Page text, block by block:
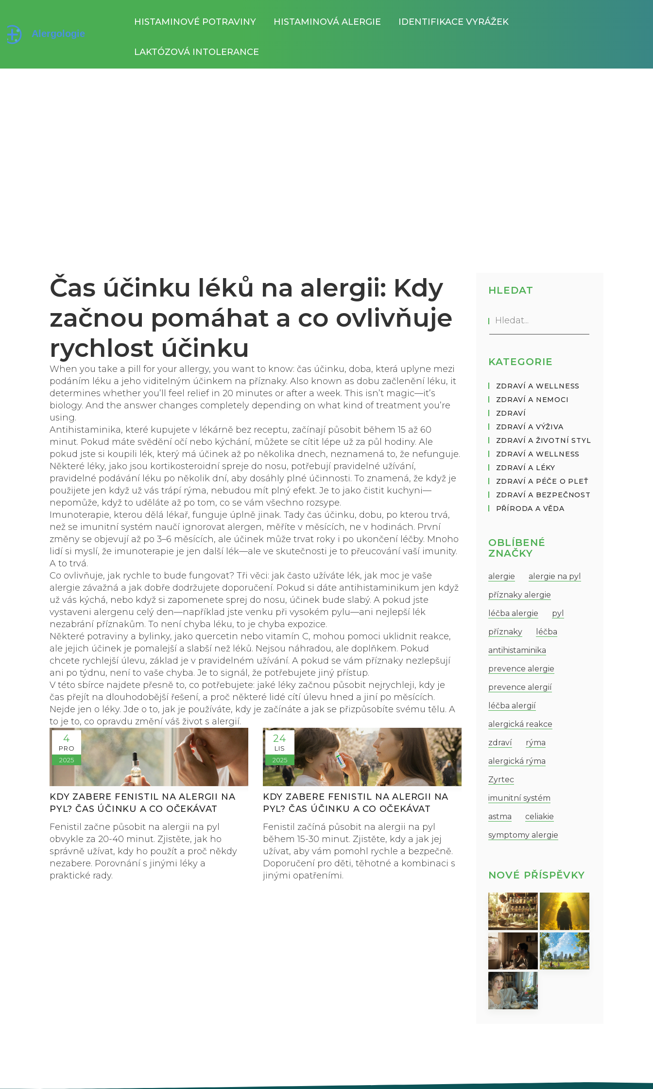
HISTAMINOVÉ POTRAVINY HISTAMINOVÁ ALERGIE IDENTIFIKACE VYRÁŽEK
LAKTÓZOVÁ INTOLERANCE
Čas účinku léků na alergii: Kdy
začnou pomáhat a co ovlivňuje
rychlost účinku
When you take a pill for your allergy, you want to know: čas účinku, doba, která uplyne mezi
podáním léku a jeho viditelným účinkem na příznaky. Also known as dobu začlenění léku, it
determines whether you’ll feel relief in 20 minutes or after a week. This isn’t magic—it’s
biology. And the answer changes completely depending on what kind of treatment you’re
using.
Antihistaminika, které kupujete v lékárně bez receptu, začínají působit během 15 až 60
minut. Pokud máte svědění očí nebo kýchání, můžete se cítit lépe už za půl hodiny. Ale
pokud jste si koupili lék, který má účinek až po několika dnech, neznamená to, že nefunguje.
Některé léky, jako jsou kortikosteroidní spreje do nosu, potřebují pravidelné užívání,
pravidelné podávání léku po několik dní, aby dosáhly plné účinnosti. To znamená, že když je
použijete jen když už vás trápí rýma, nebudou mít plný efekt. Je to jako čistit kuchyni—
nepomůže, když to uděláte až po tom, co se vám všechno rozsype.
Imunoterapie, kterou dělá lékař, funguje úplně jinak. Tady čas účinku, dobu, po kterou trvá,
než se imunitní systém naučí ignorovat alergen, měříte v měsících, ne v hodinách. První
změny se objevují až po 3–6 měsících, ale účinek může trvat roky i po ukončení léčby. Mnoho
lidí si myslí, že imunoterapie je jen další lék—ale ve skutečnosti je to přeucování vaší imunity.
A to trvá.
Co ovlivňuje, jak rychle to bude fungovat? Tři věci: jak často užíváte lék, jak moc je vaše
alergie závažná a jak dobře dodržujete doporučení. Pokud si dáte antihistaminikum jen když
už vás kýchá, nebo když si zapomenete sprej do nosu, účinek bude slabý. A pokud jste
vystaveni alergenu celý den—například jste venku při vysokém pylu—ani nejlepší lék
nezabrání příznakům. To není chyba léku, to je chyba expozice.
Některé potraviny a bylinky, jako quercetin nebo vitamín C, mohou pomoci uklidnit reakce,
ale jejich účinek je pomalejší a slabší než léků. Nejsou náhradou, ale doplňkem. Pokud
chcete rychlejší úlevu, základ je v pravidelném užívání. A pokud se vám příznaky nezlepšují
ani po týdnu, není to vaše chyba. Je to signál, že potřebujete jiný přístup.
V této sbírce najdete přesně to, co potřebujete: jaké léky začnou působit nejrychleji, kdy je
čas přejít na dlouhodobější řešení, a proč některé lidé cítí úlevu hned a jiní po měsících.
Nejde jen o léky. Jde o to, jak je používáte, kdy je začínáte a jak se přizpůsobíte svému tělu. A
to je to, co opravdu změní váš život s alergií.
4
PRO
2025
KDY ZABERE FENISTIL NA ALERGII NA
PYL? ČAS ÚČINKU A CO OČEKÁVAT
Fenistil začne působit na alergii na pyl
obvykle za 20-40 minut. Zjistěte, jak ho
správně užívat, kdy ho použít a proč někdy
nezabere. Porovnání s jinými léky a
praktické rady.
24
LIS
2025
KDY ZABERE FENISTIL NA ALERGII NA
PYL? ČAS ÚČINKU A CO OČEKÁVAT
Fenistil začíná působit na alergii na pyl
během 15-30 minut. Zjistěte, kdy a jak jej
užívat, aby vám pomohl rychle a bezpečně.
Doporučení pro děti, těhotné a kombinaci s
jinými opatřeními.
HLEDAT
KATEGORIE
ZDRAVÍ A WELLNESS
ZDRAVÍ A NEMOCI
ZDRAVÍ
ZDRAVÍ A VÝŽIVA
ZDRAVÍ A ŽIVOTNÍ STYL
ZDRAVÍ A WELLNESS
ZDRAVÍ A LÉKY
ZDRAVÍ A PÉČE O PLEŤ
ZDRAVÍ A BEZPEČNOST
PŘÍRODA A VĚDA
OBLÍBENÉ
ZNAČKY
alergie
alergie na pyl
příznaky alergie
léčba alergie
pyl
příznaky
léčba
antihistaminika
prevence alergie
prevence alergií
léčba alergií
alergická reakce
zdraví
rýma
alergická rýma
Zyrtec
imunitní systém
astma
celiakie
symptomy alergie
NOVÉ PŘÍSPĚVKY